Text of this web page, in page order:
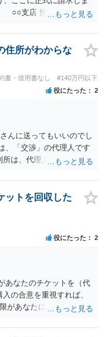
○○支店 預金種別 普通
思がないものと判断
する遅延損害金の支払い
手続を直ちに講じま
め申し添えます。 本件
じた返還義務の履行を
引関係や返金時期など
行時期には何ら影響を
の解決を不必要に遅延さ
続を履行されるよう、強
住所がわからな
書・借用書なし #140万円以下
役にたった 2
んに送ってもいいのでし
、「交渉」の代理人です
は、代理人宛ての訴状
作成提出し、裁判所に
記載内容から明らかな
連絡し、引き続き訴訟も
かになったところで、
の受領を促すこともあ
と、実際の本人性が明ら
の請求で代理人弁護士
らかにしないでしょ
）から、相手の住所等の
。 以上、ご参考まで。
ットを回収した
役にたった 2
あなたのチケットを（代
の合意を重視すれば、
があなたにあり、チケッ
一緒に行く」という合意